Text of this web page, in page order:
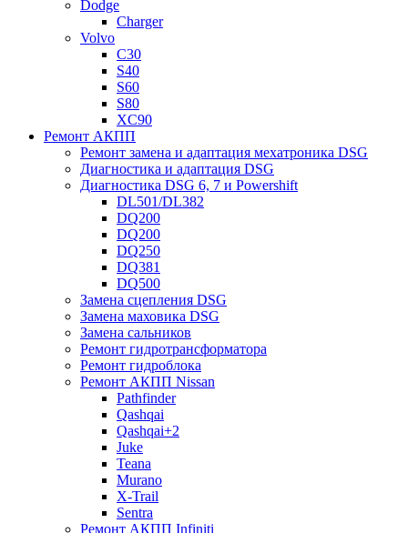
Dodge
Charger
Volvo
С30
S40
S60
S80
XC90
Ремонт АКПП
Ремонт замена и адаптация мехатроника DSG
Диагностика и адаптация DSG
Диагностика DSG 6, 7 и Powershift
DL501/DL382
DQ200
DQ200
DQ250
DQ381
DQ500
Замена сцепления DSG
Замена маховика DSG
Замена сальников
Ремонт гидротрансформатора
Ремонт гидроблока
Ремонт АКПП Nissan
Pathfinder
Qashqai
Qashqai+2
Juke
Teana
Murano
X-Trail
Sentra
Ремонт АКПП Infiniti